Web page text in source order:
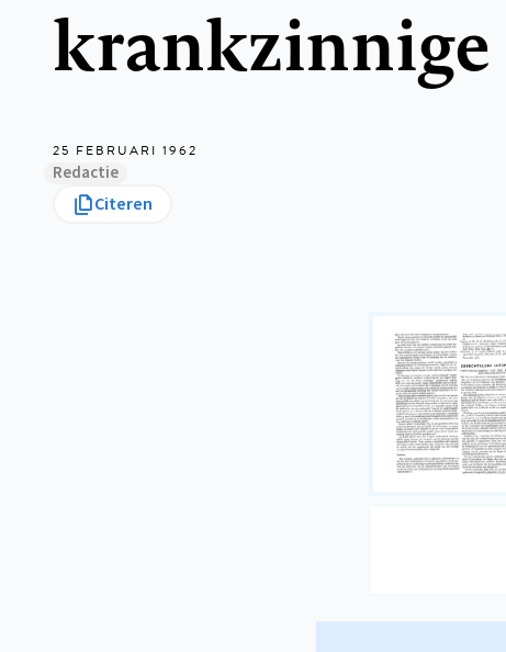
krankzinnige
25 FEBRUARI 1962
Redactie
Citeren